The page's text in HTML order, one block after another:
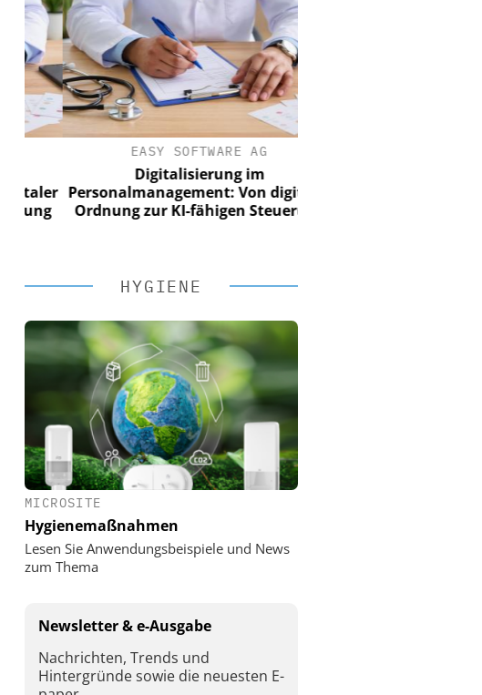
EASY SOFTWARE AG
Digitalisierung im
Personalmanagement: Von digitaler
Ordnung zur KI-fähigen Steuerung
HYGIENE
MICROSITE
Hygienemaßnahmen
Lesen Sie Anwendungsbeispiele und News
zum Thema
Newsletter & e-Ausgabe
Nachrichten, Trends und
Hintergründe sowie die neuesten E-